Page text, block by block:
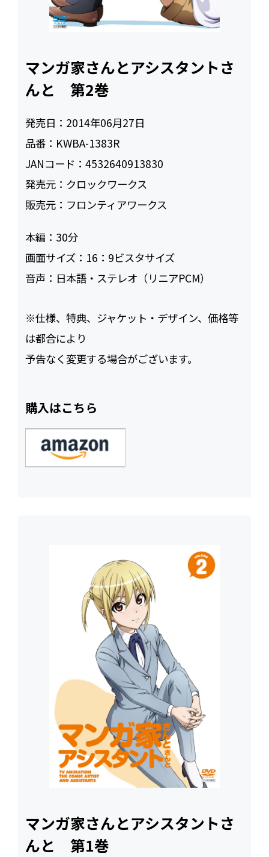
マンガ家さんとアシスタントさ
んと 第2巻
発売日： 2014年06月27日
品番： KWBA-1383R
JANコード：4532640913830
発売元： クロックワークス
販売元： フロンティアワークス
本編： 30
画面サイズ： 16：9ビスタサイズ
音声： 日本語・ステレオ（リニアPCM）
※仕様、特典、ジャケット・デザイン、価格等
は都合により
予告なく変更する場合がございます。
購入はこちら
マンガ家さんとアシスタントさ
んと 第1巻